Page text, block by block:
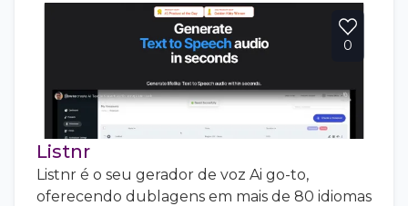
0
Listnr
Listnr é o seu gerador de voz Ai go-to,
oferecendo dublagens em mais de 80 idiomas